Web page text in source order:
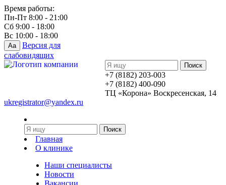
Время работы:
Пн-Пт 8:00 - 21:00
Сб 9:00 - 18:00
Вс 10:00 - 18:00
Aa
Версия для
слабовидящих
+7 (8182) 203-003
+7 (8182) 400-090
ТЦ «Корона» Воскресенская, 14
ukregistrator@yandex.ru
Главная
О клинике
Наши специалисты
Новости
Вакансии